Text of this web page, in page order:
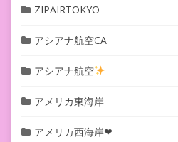
ZIPAIRTOKYO
アシアナ航空CA
アシアナ航空
アメリカ東海岸
アメリカ西海岸❤︎